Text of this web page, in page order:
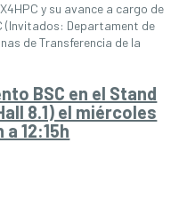
y su avance a cargo de
(Invitados: Departament de
de Transferencia de la
BSC en el Stand
8.1) el miércoles
a 12:15h